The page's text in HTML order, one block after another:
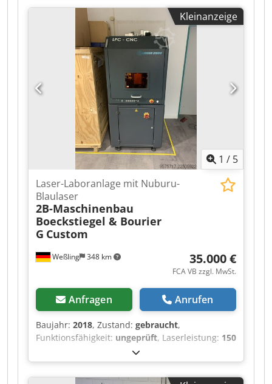
Faltmaschine zum Verkauf an. Das Modell
BEM200 ist eine automatische Maschine, die für
das Falten von Kartonagen und das Verschließen
des Bodens mit Klebeband konzipiert und
hergestellt wurde. Dieses Modell gehört zu den
Maschinen der mittleren/höheren Preisklasse
und findet aufgrund seines Einsatzbereichs in
fast allen Industriezweigen Anwendung, die
Kartonverpackungen verwenden.
Kleinanzeige
1 / 5
Weßling 348 km
Laser-Laboranlage mit Nuburu-
Blaulaser
2B-Maschinenbau
Boeckstiegel & Bourier
G Custom
35.000 €
FCA VB zzgl. MwSt.
Anfragen Anrufen
Baujahr: 2018, Zustand: gebraucht,
Funktionsfähigkeit: ungeprüft, Laserleistung: 150
450 nm
Achsen:3, Kundenspezifische Laser-Laboranlage
(3-Achs-CNC) mit Nuburu-Blaulaser – Baujahr